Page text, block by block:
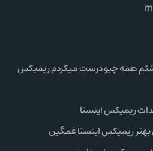
همه چیو درست میکردم ریمیکس
ریمیکس اینستا
ریمیکس اینستا غمگین